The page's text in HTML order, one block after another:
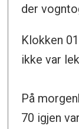
der
Klokken
ikke var
På
70 igjen